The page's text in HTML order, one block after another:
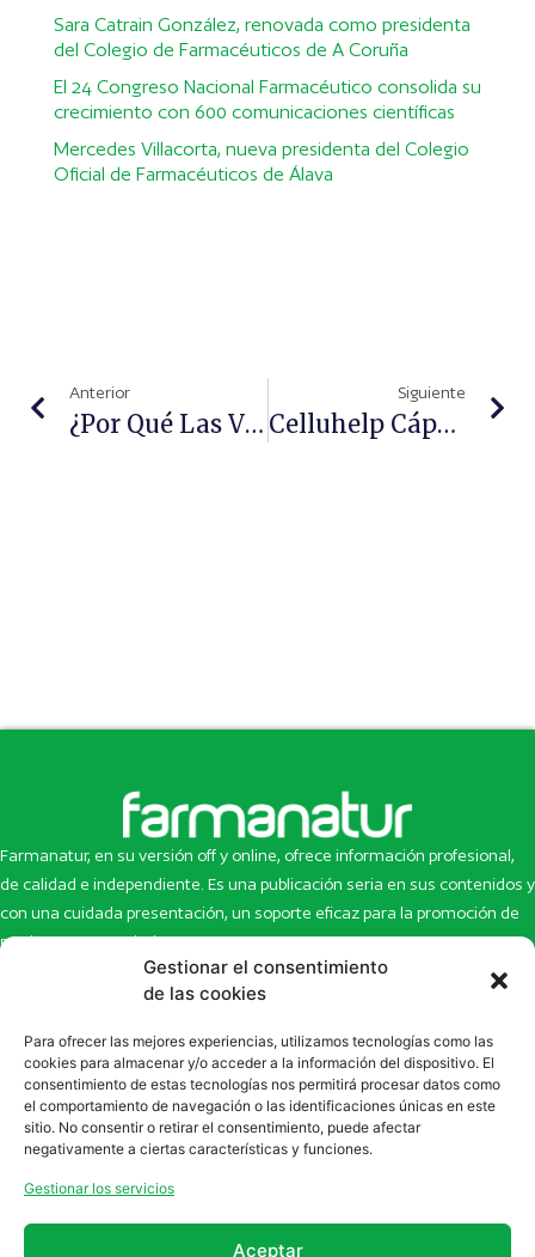
Gestionar el consentimiento
de las cookies
Para ofrecer las mejores experiencias, utilizamos tecnologías como las
cookies para almacenar y/o acceder a la información del dispositivo. El
consentimiento de estas tecnologías nos permitirá procesar datos como
el comportamiento de navegación o las identificaciones únicas en este
sitio. No consentir o retirar el consentimiento, puede afectar
negativamente a ciertas características y funciones.
Gestionar los servicios
Aceptar
Sara Catrain González, renovada como presidenta
del Colegio de Farmacéuticos de A Coruña
El 24 Congreso Nacional Farmacéutico consolida su
crecimiento con 600 comunicaciones científicas
Mercedes Villacorta, nueva presidenta del Colegio
Oficial de Farmacéuticos de Álava
Anterior
¿Por Qué Las Vitaminas Del Grupo B Son Tan Importantes Para El Cabello?
Siguiente
Celluhelp Cápsulas, El Nutricosmético Vegano De Eiralabs Que Mejora La Celulitis Y El Metabolismo
Farmanatur, en su versión off y online, ofrece información profesional,
de calidad e independiente. Es una publicación seria en sus contenidos y
con una cuidada presentación, un soporte eficaz para la promoción de
productos y novedades.
Inicio
Newsletter
Eco Multimedia
Contacto
Artículos
Escaparate
Enlaces de interés
SUSCRÍBETE A NUESTRO NEWSLETTER
la sección deNewsletter